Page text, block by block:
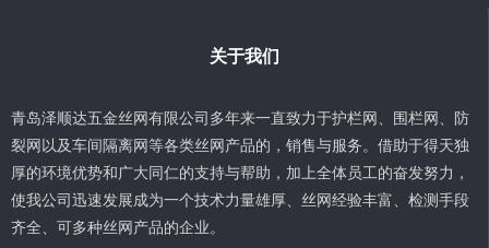
关于我们
青岛泽顺达五金丝网有限公司多年来一直致力于护栏网、围栏网、防
裂网以及车间隔离网等各类丝网产品的，销售与服务。借助于得天独
厚的环境优势和广大同仁的支持与帮助，加上全体员工的奋发努力，
使我公司迅速发展成为一个技术力量雄厚、丝网经验丰富、检测手段
齐全、可多种丝网产品的企业。